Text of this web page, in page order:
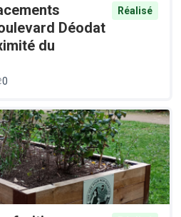
Déodat
du
Réalisé
0